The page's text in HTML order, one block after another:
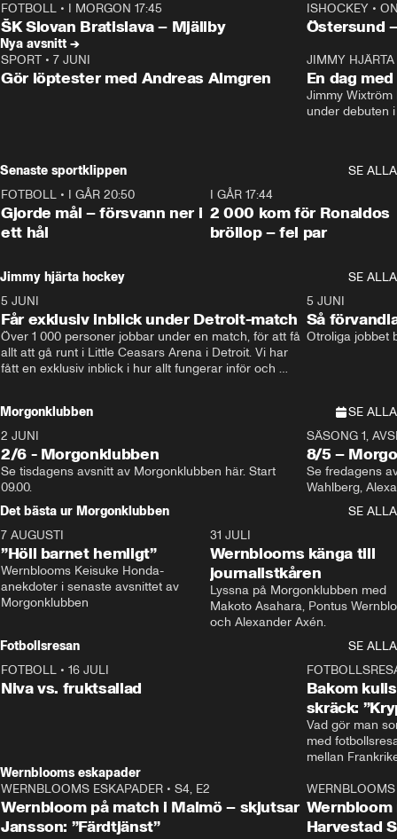
Plus
FOTBOLL • I MORGON 17:45
ŠK Slovan Bratislava – Mjällby
Plus
ISHOCKEY•
Östersund
Nya avsnitt →
SPORT • 7 JUNI
Gör löptester med Andreas Almgren
JIMMY
En dag
Jimmy
under debuten
Senaste sportklippen
SE ALLA
FOTBOLL • I GÅR 20:50
Gjorde mål – försvann ner i
ett hål
I GÅR 17:44
2 000 kom för Ronaldos
bröllop – fel par
Jimmy hjärta hockey
SE ALLA
5 JUNI
Får exklusiv inblick under Detroit-match
Över 1 000 personer jobbar under en match, för att få
allt att gå runt i Little Ceasars Arena i Detroit. Vi har
fått en exklusiv inblick i hur allt fungerar inför och
5 JUNI
Så
Otroliga jobbet
Morgonklubben
SE ALLA
2 JUNI
2/6 - Morgonklubben
Se tisdagens avsnitt av Morgonklubben här. Start
SÄSONG 1,
8/5 –
Se fredagens
Det bästa ur Morgonklubben
SE ALLA
7 AUGUSTI
”Höll barnet hemligt”
Wernblooms Keisuke Honda-
anekdoter i senaste avsnittet av
Morgonklubben
31 JULI
Wernblooms känga till
journalistkåren
Lyssna på Morgonklubben med
Makoto Asahara, Pontus
och Alexander Axén.
Fotbollsresan
SE ALLA
FOTBOLL • 16 JULI
Niva vs. fruktsallad
Bakom
skräck:
Vad gör man
med
Wernblooms eskapader
WERNBLOOMS ESKAPADER • S4, E2
Wernbloom på match i Malmö – skjutsar
Jansson: ”Färdtjänst”
Harvestad